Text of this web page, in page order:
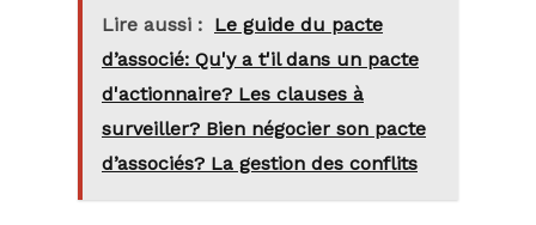
Lire aussi : Le guide du pacte
d’associé: Qu'y a t'il dans un pacte
d'actionnaire? Les clauses à
surveiller? Bien négocier son pacte
d’associés? La gestion des conflits